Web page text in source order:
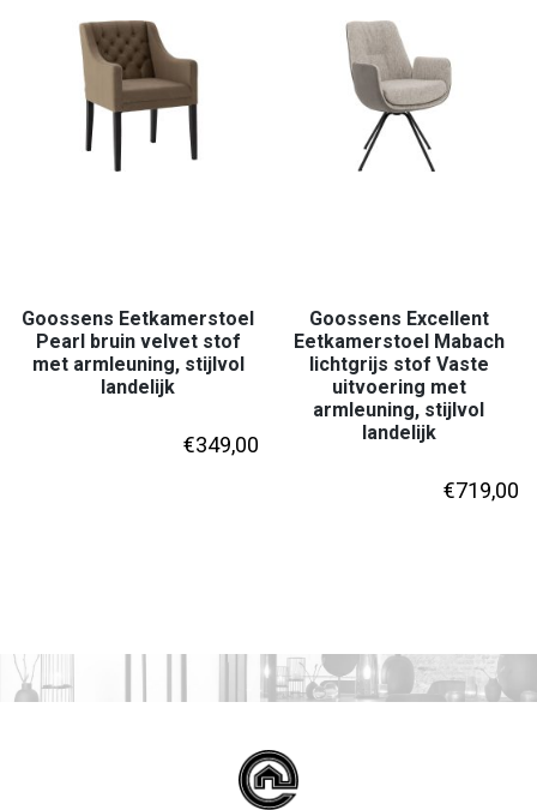
Goossens Eetkamerstoel
Pearl bruin velvet stof
met armleuning, stijlvol
landelijk
€349,00
Goossens Excellent
Eetkamerstoel Mabach
lichtgrijs stof Vaste
uitvoering met
armleuning, stijlvol
landelijk
€719,00